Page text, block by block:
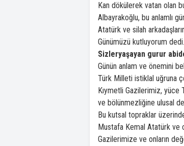
Kan dökülerek vatan olan
Albayrakoğlu, bu anlamlı
Atatürk ve silah
Günümüzü kutluyorum dedi.
Sizleryaşayan gurur
Günün anlam ve önemini
Türk Milleti istiklal uğruna
Kıymetli Gazilerimiz, yüce
ve bölünmezliğine ulusal
Bu kutsal topraklar
Mustafa Kemal Atatürk ve
Gazilerimize ve onların